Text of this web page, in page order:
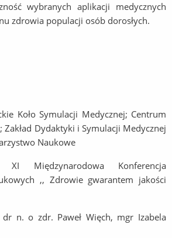
wybranych aplikacji medycznych
zdrowia populacji osób dorosłych.
Koło Symulacji Medycznej; Centrum
Zakład Dydaktyki i Symulacji Medycznej
Naukowe
XI Międzynarodowa Konferencja
,, Zdrowie gwarantem jakości
dr n. o zdr. Paweł Więch, mgr Izabela